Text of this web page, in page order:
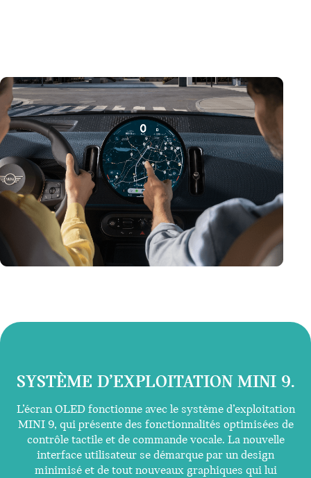
SYSTÈME D’EXPLOITATION MINI 9.
L’écran OLED fonctionne avec le système d’exploitation
MINI 9, qui présente des fonctionnalités optimisées de
contrôle tactile et de commande vocale. La nouvelle
interface utilisateur se démarque par un design
minimisé et de tout nouveaux graphiques qui lui